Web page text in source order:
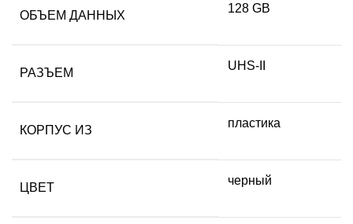
ОБЪЕМ ДАННЫХ
128 GB
РАЗЪЕМ
UHS-II
КОРПУС ИЗ
пластика
ЦВЕТ
черный